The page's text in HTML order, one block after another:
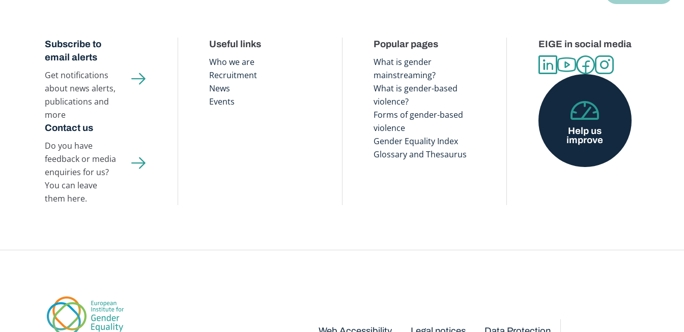
Subscribe to
email alerts
Get notifications
about news alerts,
publications and
more
Contact us
Do you have
feedback or media
enquiries for us?
You can leave
them here.
Useful links
Who we are
Recruitment
News
Events
Popular pages
What is gender
mainstreaming?
What is gender-based
violence?
Forms of gender-based
violence
Gender Equality Index
Glossary and Thesaurus
EIGE in social media
Help us
improve